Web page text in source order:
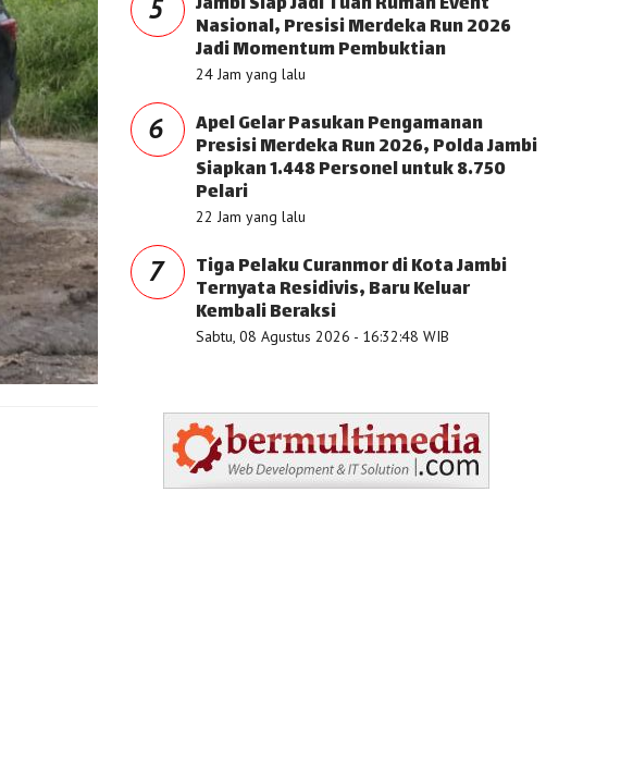
5
Nasional, Presisi Merdeka Run 2026
Jadi Momentum Pembuktian
24 Jam yang lalu
6 Apel Gelar Pasukan Pengamanan
Presisi Merdeka Run 2026, Polda Jambi
Siapkan 1.448 Personel untuk 8.750
Pelari
22 Jam yang lalu
7 Tiga Pelaku Curanmor di Kota Jambi
Ternyata Residivis, Baru Keluar
Kembali Beraksi
Sabtu, 08 Agustus 2026 - 16:32:48 WIB